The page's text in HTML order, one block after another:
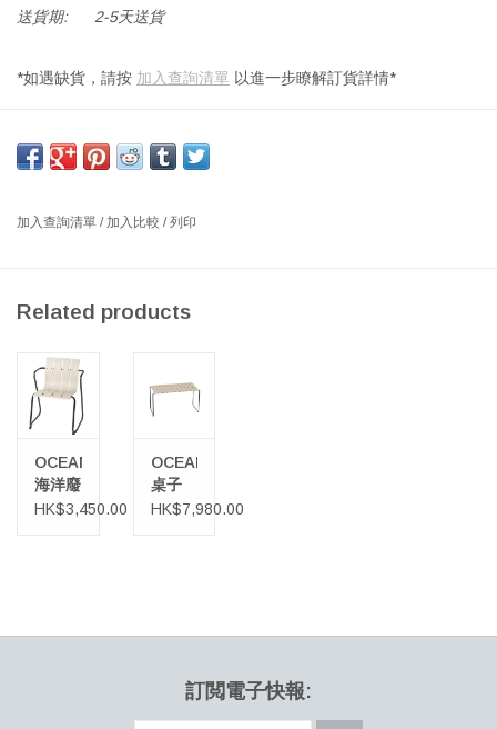
送貨期:
2-5天送貨
*如遇缺貨，請按 加入查詢清單 以進一步瞭解訂貨詳情*
鋼架，
設計師：EVA HALOU 丹麥
料–廢穀物（丹麥“Mask”）–並將其轉變為有用的獨特設計。 Mater
啤酒生產中的廢穀物以及其他纖維廢料。
經過多年的研究和測試，Mater設法處理了廢料，並將其與工業後的
塑料廢料混合在一起，製成了適合壓製成型的獨特化合物。Mask凳
展示了一種“浪費價值”技術和解決方案，可以更有效地重用公司的資
源，照顧地球母親和下一代。Mask凳的高度是可調的，因此是一件
靈活的家具。
加入查詢清單 / 加入比較 /列印
Related products
OCEAN
海洋廢
物再生
HK$3,450.00
OCEAN
桌子
HK$7,980.00
訂閲電子快報: